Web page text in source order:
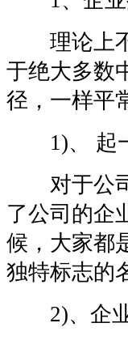
理论上不
于绝大多数
径，一样平
1)、 起一
对于公司
了公司的企
候，大家都
独特标志的
2)、企业